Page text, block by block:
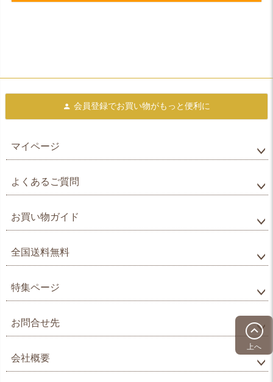
上へ
会員登録でお買い物がもっと便利に
マイページ
よくあるご質問
お買い物ガイド
全国送料無料
特集ページ
お問合せ先
会社概要